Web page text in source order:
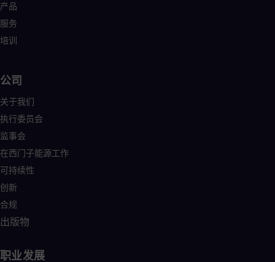
产品
服务
培训
公司
关于我们
执行委员会
监事会
在西门子能源工作
可持续性
创新
合规
出版物
职业发展